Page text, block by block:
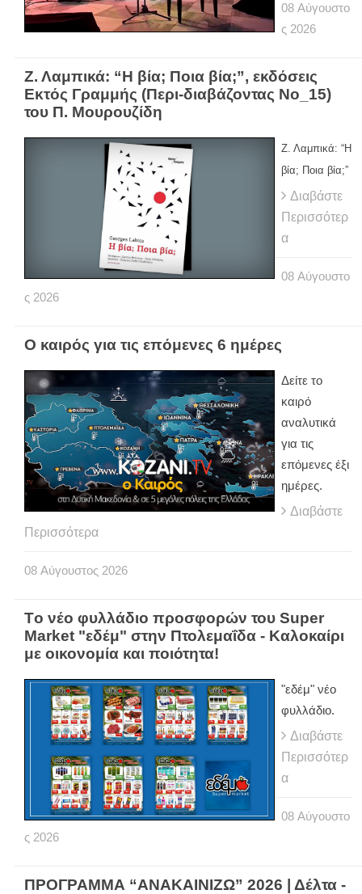
08 Αύγουστο
ς 2026
Ζ. Λαμπικά: “Η βία; Ποια βία;”, εκδόσεις
Εκτός Γραμμής (Περι-διαβάζοντας Νο_15)
του Π. Μουρουζίδη
Ζ. Λαμπικά: “Η
βία; Ποια βία;”
Διαβάστε
Περισσότερ
α
08 Αύγουστο
ς 2026
Ο καιρός για τις επόμενες 6 ημέρες
Δείτε το
καιρό
αναλυτικά
για τις
επόμενες έξι
ημέρες.
Διαβάστε
Περισσότερα
08 Αύγουστος 2026
Tο νέο φυλλάδιο προσφορών του Super
Market "εδέμ" στην Πτολεμαΐδα - Καλοκαίρι
με οικονομία και ποιότητα!
"εδέμ" νέο
φυλλάδιο.
Διαβάστε
Περισσότερ
α
08 Αύγουστο
ς 2026
ΠΡΟΓΡΑΜΜΑ “ΑΝΑΚΑΙΝΙΖΩ” 2026 | Δέλτα -